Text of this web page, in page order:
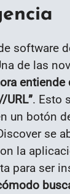
software
de las
URL”. Esto
un botón
se
la
para ser